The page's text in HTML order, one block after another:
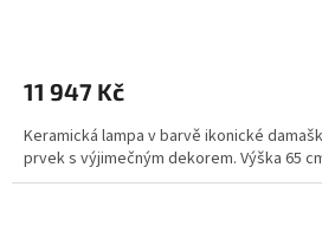
11 947 Kč
Keramická lampa v barvě ikonické
prvek s výjimečným dekorem. Výška 65